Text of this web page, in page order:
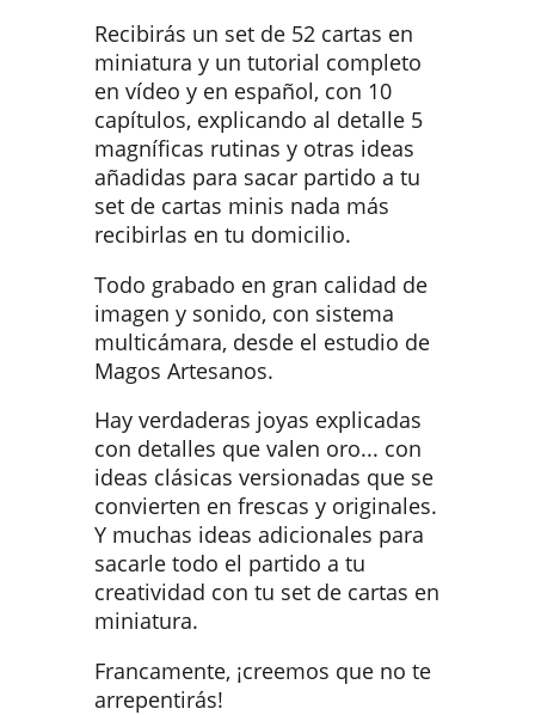
Recibirás un set de 52 cartas en
miniatura y un tutorial completo
en vídeo y en español, con 10
capítulos, explicando al detalle 5
magníficas rutinas y otras ideas
añadidas para sacar partido a tu
set de cartas minis nada más
recibirlas en tu domicilio.
Todo grabado en gran calidad de
imagen y sonido, con sistema
multicámara, desde el estudio de
Magos Artesanos.
Hay verdaderas joyas explicadas
con detalles que valen oro... con
ideas clásicas versionadas que se
convierten en frescas y originales.
Y muchas ideas adicionales para
sacarle todo el partido a tu
creatividad con tu set de cartas en
miniatura.
Francamente, ¡creemos que no te
arrepentirás!